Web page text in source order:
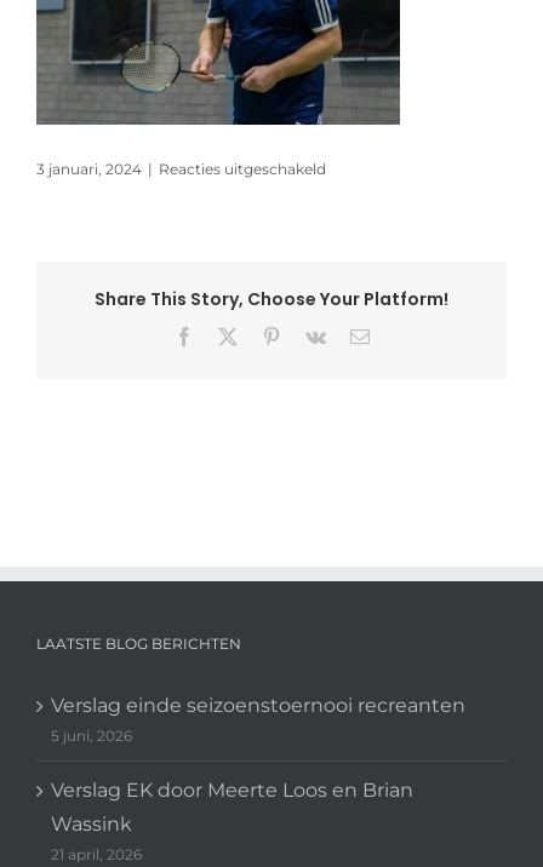
3 januari, 2024 | Reacties uitgeschakeld
Share This Story, Choose Your Platform!
Facebook Pinterest
Vk
E-
LAATSTE BLOG BERICHTEN
Verslag einde seizoenstoernooi recreanten
5 juni, 2026
Verslag EK door Meerte Loos en Brian
Wassink
21 april, 2026